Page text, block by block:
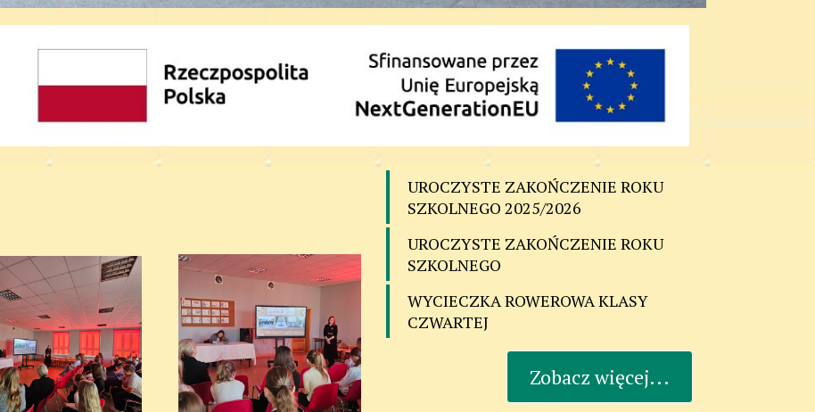
UROCZYSTE ZAKOŃCZENIE ROKU
SZKOLNEGO 2025/2026
UROCZYSTE ZAKOŃCZENIE ROKU
SZKOLNEGO
WYCIECZKA ROWEROWA KLASY
CZWARTEJ
Zobacz więcej...